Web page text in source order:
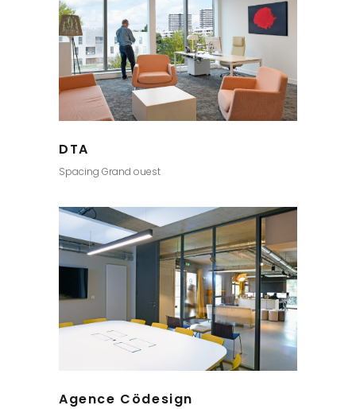
DTA
Spacing Grand ouest
Agence Cödesign